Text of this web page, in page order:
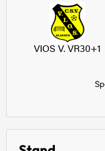
VIOS V. VR30+1